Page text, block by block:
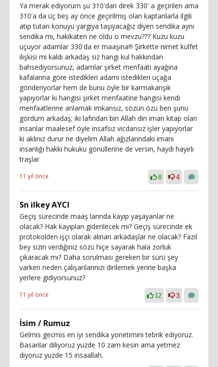
Ya merak ediyorum şu 310'dan direk 330' a geçirilen ama
310'a da üç beş ay önce geçirilmiş olan kaptanlarla ilgili
atıp tutan konuyu yargıya taşıyacağız diyen sendika aynı
sendika mı, hakikaten ne oldu o mevzu??? Kuzu kuzu
uçuyor adamlar 330'da er maaşına!!! Şirkette nimet külfet
ilişkisi mi kaldı arkadaş siz hangi kul hakkından
bahsediyorsunuz, adamlar şirket menfaati ayağına
kafalarına göre istedikleri adamı istedikleri uçağa
gönderiyorlar hem de bunu öyle bir karmakarışık
yapıyorlar ki hangisi şirket menfaatine hangisi kendi
menfaatlerine anlamak imkansız, sözün özü ben şunu
gördüm arkadaş; iki lafından biri Allah din iman kitap olan
insanlar maalesef öyle insafsız vicdansız işler yapıyorlar
ki aklınız durur ne diyelim Allah ağızlarındaki imanı
insanlığı hakkı hukuku gönüllerine de versin, haydi hayırlı
traşlar
11 yıl önce 8 4
Sn ilkey AYCI
Geçiş sürecinde maaş larında kayıp yaşayanlar ne
olacak? Hak kayıpları giderilecek mi? Geçiş sürecinde ek
protokolden işçi olarak alınan arkadaşlar ne olacak? Fazıl
bey sizin verdiğiniz sözü hiçe sayarak hala zorluk
çıkaracak mı? Daha sorulması gereken bir sürü şey
varken neden çalışanlarınızı dinlemek yerine başka
yerlere gidiyorsunuz?
11 yıl önce 12 3
İsim / Rumuz
Gelmis gecmis en iyi sendika yonetimini tebrik ediyoruz.
Basarilar diliyoruz yuzde 10 zam kesin ama yetmez
diyoruz yuzde 15 insaallah.